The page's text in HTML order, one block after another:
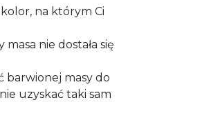
na którym Ci
nie dostała się
barwionej masy do
uzyskać taki sam